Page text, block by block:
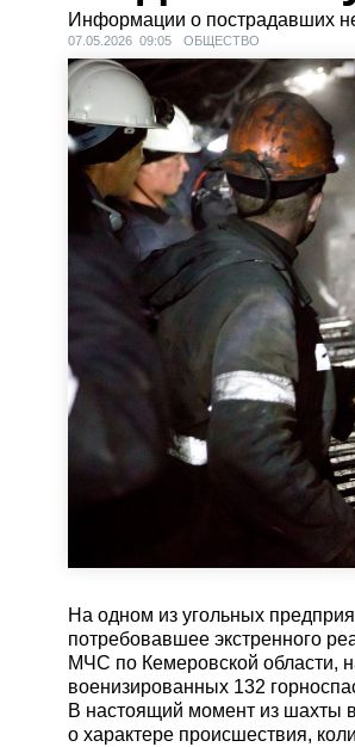
Информации о пострадавших
07.05.2026 09:05 ОБЩЕСТВО
На одном из угольных
потребовавшее экстренного
МЧС по Кемеровской области,
военизированных 132
В настоящий момент из шахты
о характере происшествия,